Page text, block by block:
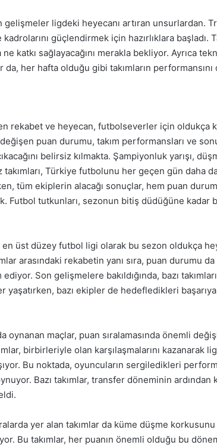
gelişmeler ligdeki heyecanı artıran unsurlardan.
güçlendirmek için hazırlıklara başladı.
katkı sağlayacağını merakla bekliyor. Ayrıca
da, her hafta olduğu gibi takımların
rekabet ve heyecan, futbolseverler için oldukça
puan durumu, takım performansları ve
belirsiz kılmakta. Şampiyonluk yarışı,
Türkiye futbolunu her geçen gün daha
tüm ekiplerin alacağı sonuçlar, hem puan
Futbol tutkunları, sezonun bitiş düdüğüne kadar
en üst düzey futbol ligi olarak bu sezon oldukça
arasındaki rekabetin yanı sıra, puan durumu
Son gelişmelere bakıldığında, bazı
yaşatırken, bazı ekipler de hedefledikleri
oynanan maçlar, puan sıralamasında önemli
birbirleriyle olan karşılaşmalarını kazanarak
Bu noktada, oyuncuların sergiledikleri
Bazı takımlar, transfer döneminin ardından
yer alan takımlar da küme düşme
Bu takımlar, her puanın önemli olduğu bu